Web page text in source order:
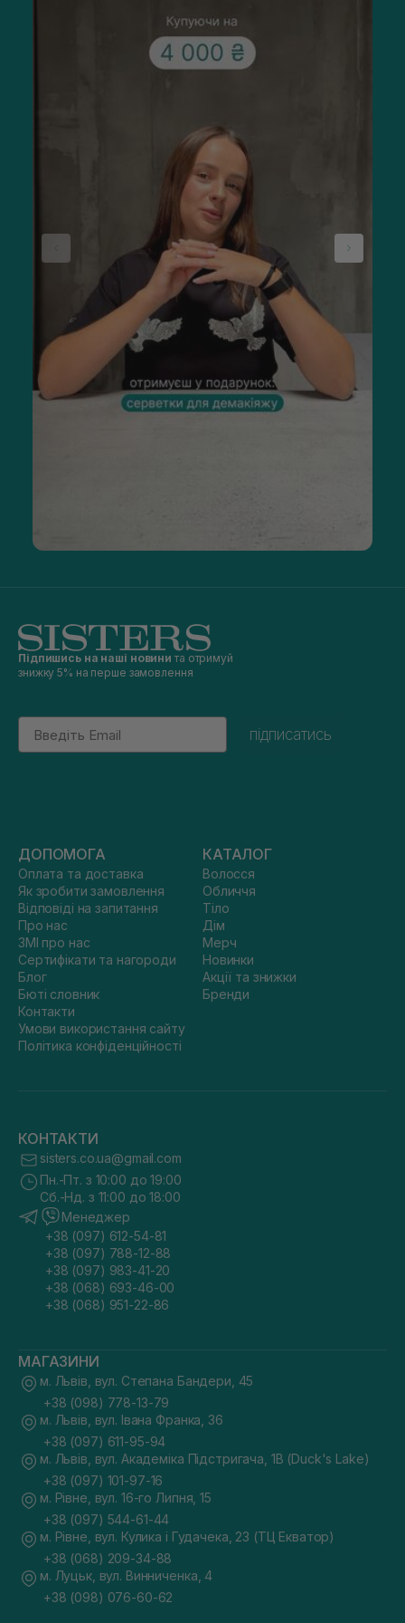
Підпишись на наші новини та отримуй
знижку 5% на перше замовлення
Email
підписатись
ДОПОМОГА
Оплата та доставка
Як зробити замовлення
Відповіді на запитання
Про нас
ЗМІ про нас
Сертифікати та нагороди
Блог
Бюті словник
Контакти
Умови використання сайту
Політика конфіденційності
КАТАЛОГ
Волосся
Обличчя
Тіло
Дім
Мерч
Новинки
Акції та знижки
Бренди
КОНТАКТИ
sisters.co.ua@gmail.com
Пн.-Пт. з 10:00 до 19:00
Сб.-Нд. з 11:00 до 18:00
Менеджер
+38 (097) 612-54-81
+38 (097) 788-12-88
+38 (097) 983-41-20
+38 (068) 693-46-00
+38 (068) 951-22-86
МАГАЗИНИ
м. Львів, вул. Степана Бандери, 45
+38 (098) 778-13-79
м. Львів, вул. Івана Франка, 36
+38 (097) 611-95-94
м. Львів, вул. Академіка Підстригача, 1В (Duck's Lake)
+38 (097) 101-97-16
м. Рівне, вул. 16-го Липня, 15
+38 (097) 544-61-44
м. Рівне, вул. Кулика і Гудачека, 23 (ТЦ Екватор)
+38 (068) 209-34-88
м. Луцьк, вул. Винниченка, 4
+38 (098) 076-60-62